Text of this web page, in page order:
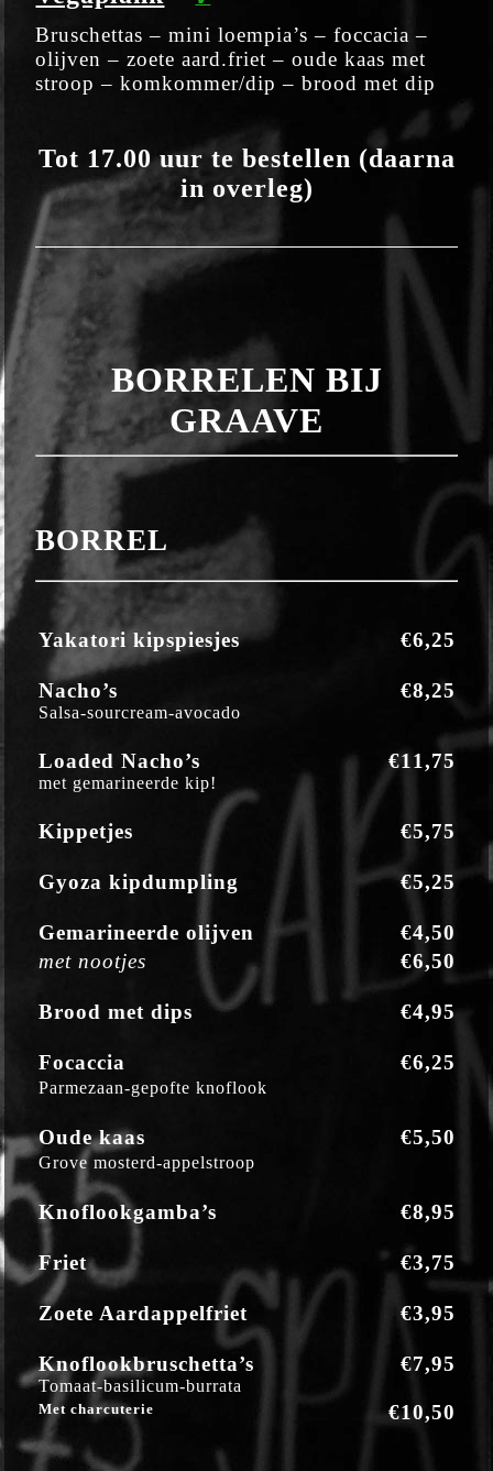
Bruschettas – mini loempia’s – foccacia –
olijven – zoete aard.friet – oude kaas met
stroop – komkommer/dip – brood met dip
Tot 17.00 uur te bestellen (daarna
in overleg)
BORRELEN BIJ
GRAAVE
BORREL
Yakatori kipspiesjes €6,25
Nacho’s
Salsa-sourcream-avocado
€8,25
Loaded Nacho’s
met gemarineerde kip!
€11,75
Kippetjes €5,75
Gyoza kipdumpling €5,25
Gemarineerde olijven
€4,50
met nootjes
€6,50
Brood met dips €4,95
Focaccia
Parmezaan-gepofte knoflook
€6,25
Oude kaas
Grove mosterd-appelstroop
€5,50
Knoflookgamba’s €8,95
Friet €3,75
Zoete Aardappelfriet €3,95
Knoflookbruschetta’s
Tomaat-basilicum-burrata
€7,95
Met charcuterie €10,50